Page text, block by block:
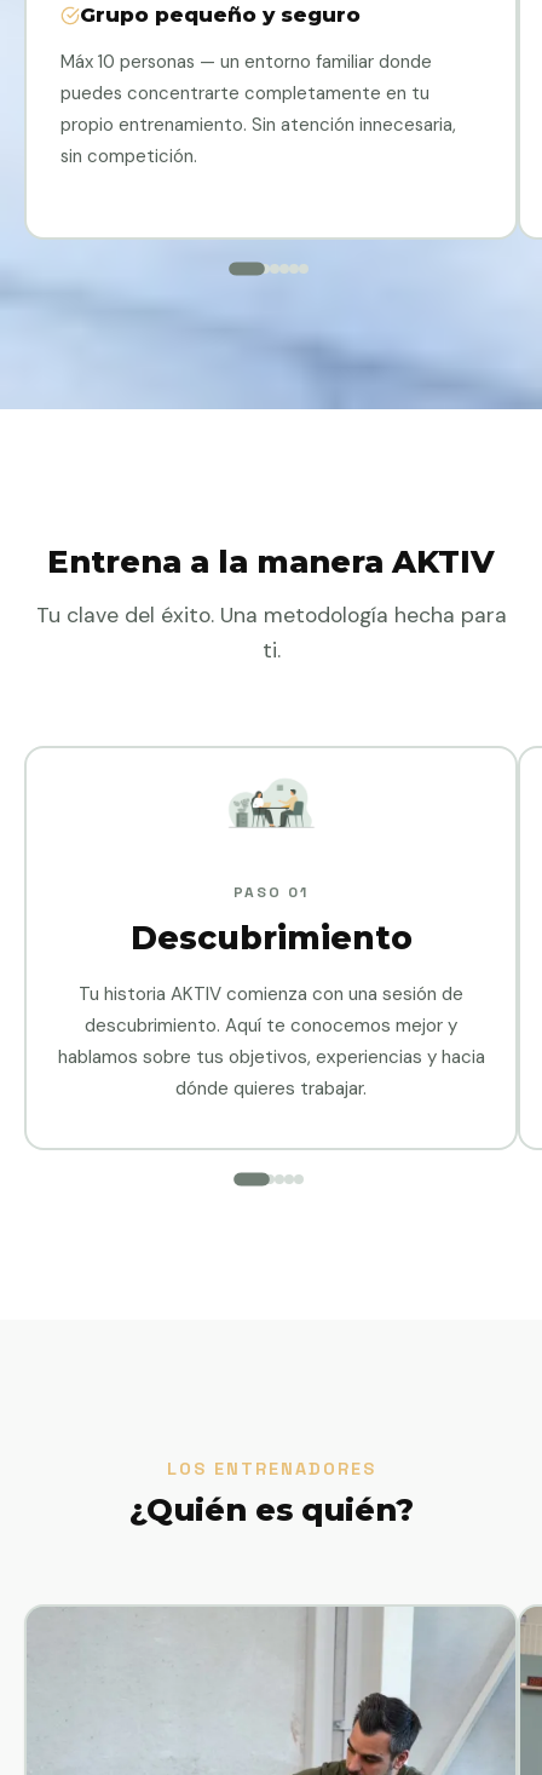
Grupo pequeño y seguro
Máx 10 personas — un entorno familiar donde
puedes concentrarte completamente en tu
propio entrenamiento. Sin atención innecesaria,
sin competición.
Entrena a la manera AKTIV
Tu clave del éxito. Una metodología hecha para
ti.
PASO 01
Descubrimiento
Tu historia AKTIV comienza con una sesión de
descubrimiento. Aquí te conocemos mejor y
hablamos sobre tus objetivos, experiencias y hacia
dónde quieres trabajar.
LOS ENTRENADORES
¿Quién es quién?